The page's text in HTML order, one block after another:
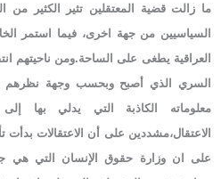
ما زالت قضية المعتقلين تثير الكثير من
السياسيين من جهة اخرى، فيما استمر
العراقية يطغى على الساحة.ومن ناحيتهم
السري الذي أصبح وبحسب وجهة نظرهم
معلوماته الكاذبة التي يدلي بها
الاعتقال،مشددين على أن الاعتقالات بدأت
على ان وزارة حقوق الإنسان التي هي